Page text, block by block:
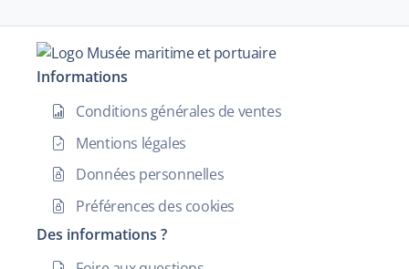
Informations
Conditions générales de ventes
Mentions légales
Données personnelles
Préférences des cookies
Des informations ?